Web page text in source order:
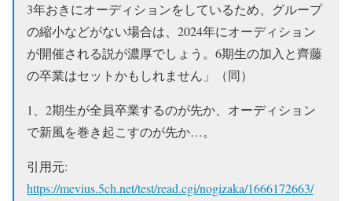
3年おきにオーディションをしているため、グループ
の縮小などがない場合は、2024年にオーディション
が開催される説が濃厚でしょう。6期生の加入と齊藤
の卒業はセットかもしれません」（同）
1、2期生が全員卒業するのが先か、オーディション
で新風を巻き起こすのが先か…。
引用元:
https://mevius.5ch.net/test/read.cgi/nogizaka/1666172663/